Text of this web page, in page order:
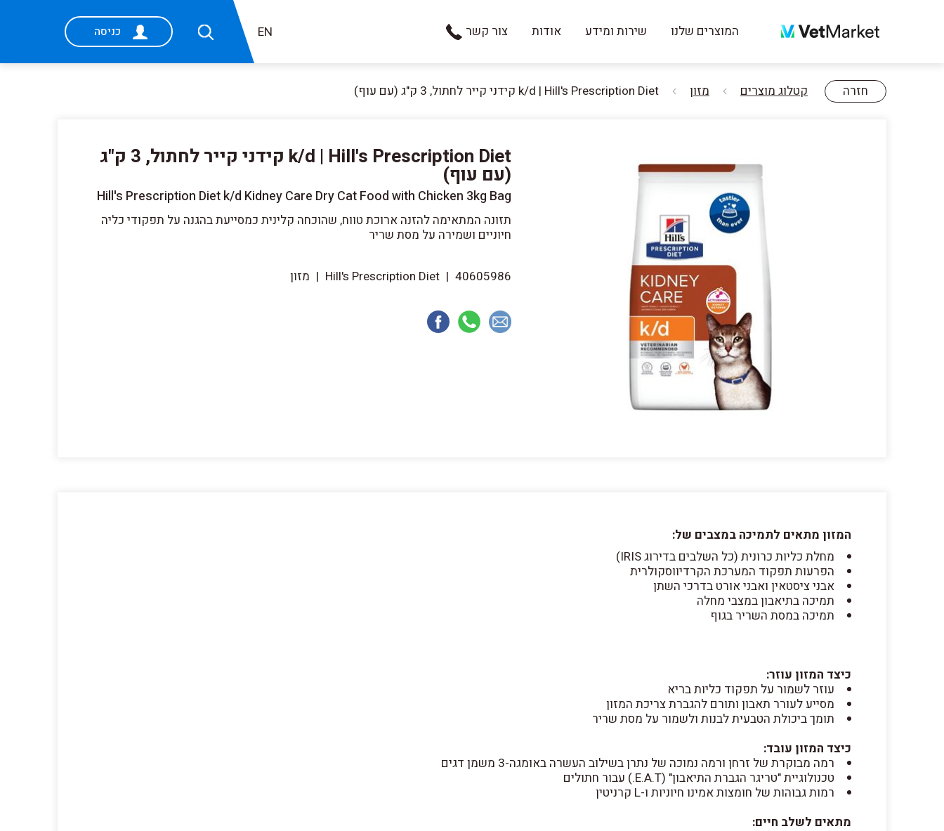
המוצרים שלנו שירות ומידע אודות צור קשר EN כניסה
חזרה קטלוג מוצרים מזון k/d | Hill's Prescription Diet קידני קייר לחתול, 3 ק"ג (עם עוף)
k/d | Hill's Prescription Diet קידני קייר לחתול, 3 ק"ג
(עם עוף)
Hill's Prescription Diet k/d Kidney Care Dry Cat Food with Chicken 3kg Bag
תזונה המתאימה להזנה ארוכת טווח, שהוכחה קלינית כמסייעת בהגנה על תפקודי כליה
חיוניים ושמירה על מסת שריר
40605986
|
Hill's Prescription Diet
| מזון
המזון מתאים לתמיכה במצבים של:
מחלת כליות כרונית (כל השלבים בדירוג IRIS)
הפרעות תפקוד המערכת הקרדיווסקולרית
אבני ציסטאין ואבני אורט בדרכי השתן
תמיכה בתיאבון במצבי מחלה
תמיכה במסת השריר בגוף
כיצד המזון עוזר:
עוזר לשמור על תפקוד כליות בריא
מסייע לעורר תאבון ותורם להגברת צריכת המזון
תומך ביכולת הטבעית לבנות ולשמור על מסת שריר
כיצד המזון עובד:
רמה מבוקרת של זרחן ורמה נמוכה של נתרן בשילוב העשרה באומגה-3 משמן דגים
טכנולוגיית "טריגר הגברת התיאבון" (E.A.T.) עבור חתולים
רמות גבוהות של חומצות אמינו חיוניות ו-L קרניטין
מתאים לשלב חיים: